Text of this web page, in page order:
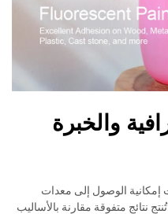
والخبرة
إمكانية الوصول إلى معدات
نتائج متفوقة مقارنة بالأساليب